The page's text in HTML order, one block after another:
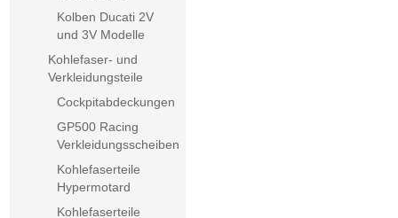
Kolben Ducati 2V
und 3V Modelle
Kohlefaser- und
Verkleidungsteile
Cockpitabdeckungen
GP500 Racing
Verkleidungsscheiben
Kohlefaserteile
Hypermotard
Kohlefaserteile